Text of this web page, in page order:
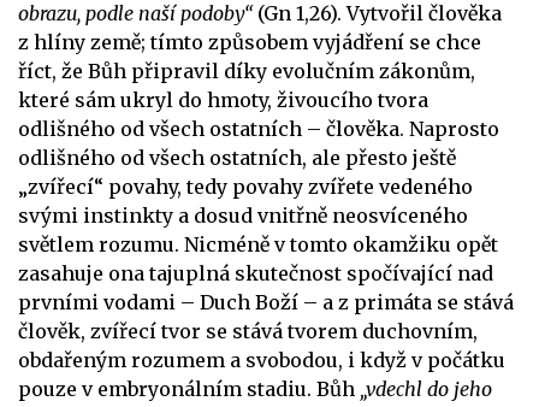
obrazu, podle naší podoby“(Gn 1,26). Vytvořil člověka
z hlíny země; tímto způsobem vyjádření se chce
říct, že Bůh připravil díky evolučním zákonům,
které sám ukryl do hmoty, živoucího tvora
odlišného od všech ostatních – člověka. Naprosto
odlišného od všech ostatních, ale přesto ještě
„zvířecí“ povahy, tedy povahy zvířete vedeného
svými instinkty a dosud vnitřně neosvíceného
světlem rozumu. Nicméně v tomto okamžiku opět
zasahuje ona tajuplná skutečnost spočívající nad
prvními vodami – Duch Boží – a z primáta se stává
člověk, zvířecí tvor se stává tvorem duchovním,
obdařeným rozumem a svobodou, i když v počátku
pouze v embryonálním stadiu. Bůh „vdechl do jeho